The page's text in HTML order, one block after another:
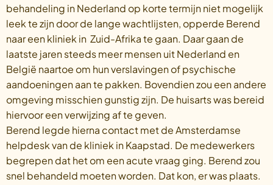
behandeling in Nederland op korte termijn niet mogelijk
leek te zijn door de lange wachtlijsten, opperde Berend
naar een kliniek in Zuid-Afrika te gaan. Daar gaan de
laatste jaren steeds meer mensen uit Nederland en
België naartoe om hun verslavingen of psychische
aandoeningen aan te pakken. Bovendien zou een andere
omgeving misschien gunstig zijn. De huisarts was bereid
hiervoor een verwijzing af te geven.
Berend legde hierna contact met de Amsterdamse
helpdesk van de kliniek in Kaapstad. De medewerkers
begrepen dat het om een acute vraag ging. Berend zou
snel behandeld moeten worden. Dat kon, er was plaats.